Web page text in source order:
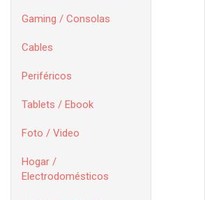
Gaming / Consolas
Cables
Periféricos
Tablets / Ebook
Foto / Video
Hogar /
Electrodomésticos